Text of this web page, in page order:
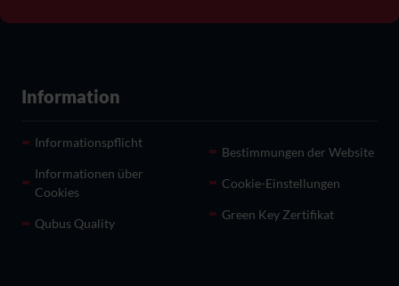
Information
Informationspflicht
Informationen über
Cookies
Qubus Quality
Bestimmungen der Website
Cookie-Einstellungen
Green Key Zertifikat